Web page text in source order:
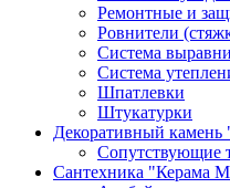
Ремонтные и
Ровнители
Система
Система
Шпатлевки
Штукатурки
Декоративный
Сопутствующие
Сантехника "Керама